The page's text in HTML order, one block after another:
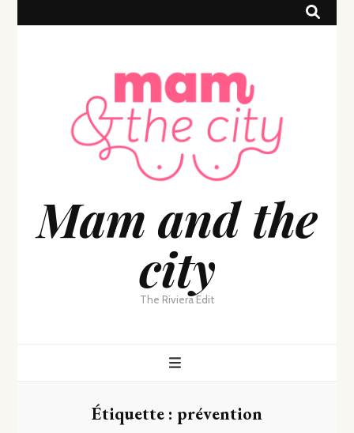
Mam and the
city
The Riviera Edit
Étiquette : prévention